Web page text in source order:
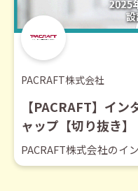
PACRAFT株式会社
【PACRAFT】イ
ャップ【切り抜き】
PACRAFT株式会社のイ